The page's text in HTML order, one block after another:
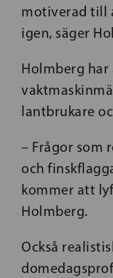
motiverad till
igen, säger
Holmberg har
lantbrukare
– Frågor som
och
kommer att
Holmberg.
Också